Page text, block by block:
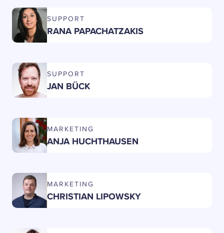
SUPPORT
RANA PAPACHATZAKIS
SUPPORT
JAN BÜCK
MARKETING
ANJA HUCHTHAUSEN
MARKETING
CHRISTIAN LIPOWSKY